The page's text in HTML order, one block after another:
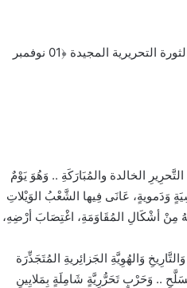
#رسالة رئيس الجمهورية، السيد عبد المجيد تبون بمناسبة الذكرى (71) لاندلاع الثورة التحريرية المجيدة ﴿01 نوفمبر
الخالدة والمُبَارَكَةِ .. وَهُوَ يَوْمٌ
وَدَمويةٍ، عَانَى فِيها الشَّعْبُ الوَيْلاتِ
لَهُ مِنْ أشْكَالِ المُقَاوَمَةِ، اغْتِصَابَ أرْضِهِ،
وَالهُوِيَّةِ الجَزائِريةِ المُتَجَذِّرَة
.. وَحَرْبٍ تَحَرُّرِيَّةٍ شَامِلَةٍ بِمَلايِينِ